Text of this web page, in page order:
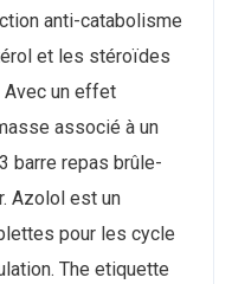
anti-catabolisme
et les stéroïdes
Avec un effet
associé à un
barre repas brûle-
Azolol est un
pour les cycle
The etiquette